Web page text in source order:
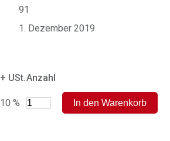
91
1. Dezember 2019
+ USt.Anzahl
10 %